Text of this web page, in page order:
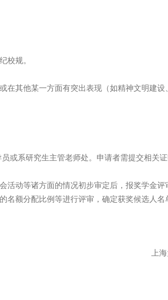
校规。
其他某一方面有突出表现（如精神文明建
或系研究生主管老师处。申请者需提交相关
动等诸方面的情况初步审定后，报奖学金评
额分配比例等进行评审，确定获奖候选人名
上